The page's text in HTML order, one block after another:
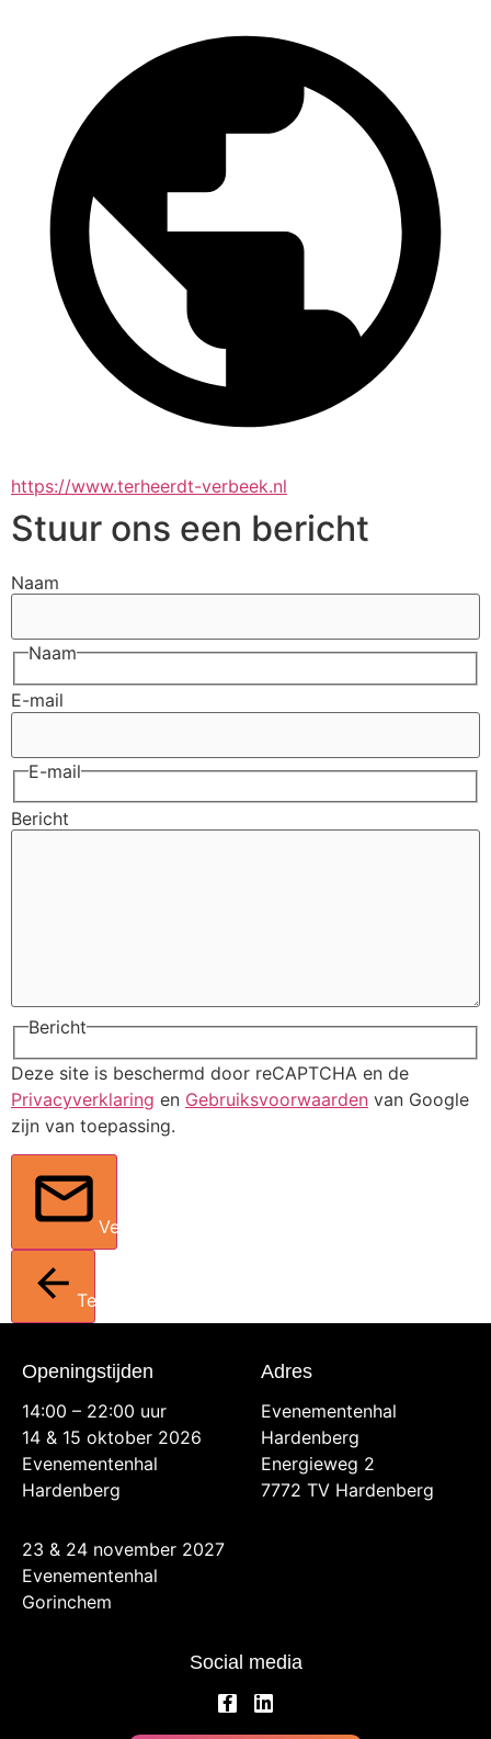
https://www.terheerdt-verbeek.nl
Stuur ons een bericht
Naam
Naam
E-mail
E-mail
Bericht
Bericht
Deze site is beschermd door reCAPTCHA en de
Privacyverklaring en Gebruiksvoorwaarden van Google
zijn van toepassing.
Verstuur
Terug
Openingstijden
14:00 – 22:00 uur
14 & 15 oktober 2026
Evenementenhal
Hardenberg
23 & 24 november 2027
Evenementenhal
Gorinchem
Adres
Evenementenhal
Hardenberg
Energieweg 2
7772 TV Hardenberg
Social media